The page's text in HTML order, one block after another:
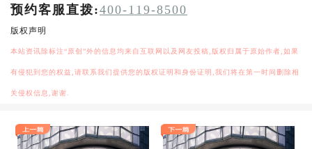
预约客服直拨:400-119-8500
版权声明
本站资讯除标注“原创”外的信息均来自互联网以及网友投稿,版权归属于原始作者,如果
有侵犯到您的权益,请联系我们提供您的版权证明和身份证明,我们将在第一时间删除相
关侵权信息,谢谢.